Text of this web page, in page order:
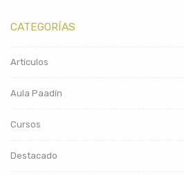
CATEGORÍAS
Artículos
Aula Paadín
Cursos
Destacado